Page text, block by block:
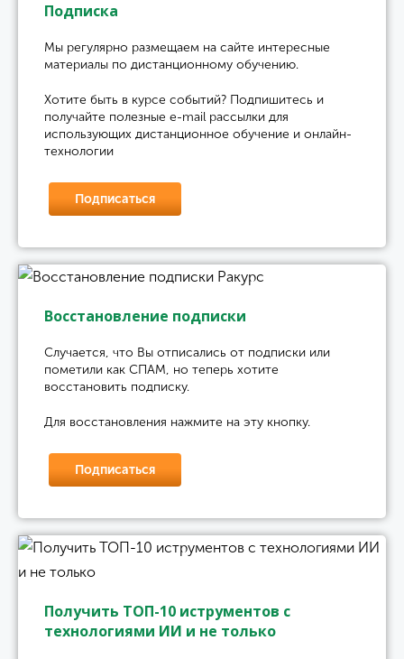
Подписка
Мы регулярно размещаем на сайте интересные
материалы по дистанционному обучению.
Хотите быть в курсе событий? Подпишитесь и
получайте полезные e-mail рассылки для
использующих дистанционное обучение и онлайн-
технологии
Подписаться
Восстановление подписки
Случается, что Вы отписались от подписки или
пометили как СПАМ, но теперь хотите
восстановить подписку.
Для восстановления нажмите на эту кнопку.
Подписаться
Получить ТОП-10 иструментов с
технологиями ИИ и не только